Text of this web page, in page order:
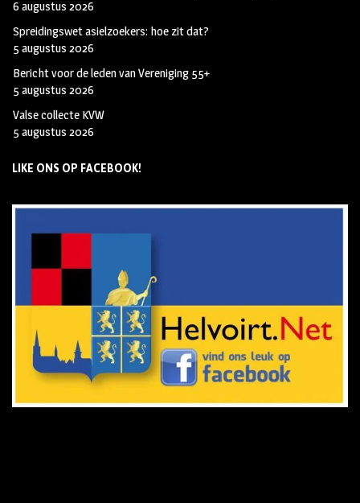
6 augustus 2026
Spreidingswet asielzoekers: hoe zit dat?
5 augustus 2026
Bericht voor de leden van Vereniging 55+
5 augustus 2026
Valse collecte KVW
5 augustus 2026
LIKE ONS OP FACEBOOK!